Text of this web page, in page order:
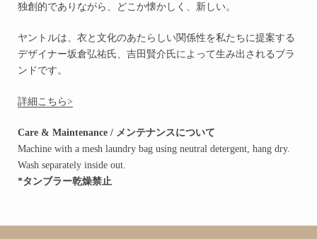
独創的でありながら、どこか懐かしく、新しい。
ヤントルは、衣と文化のあたらしい関係性を私たちに提案する
デザイナー坂倉弘祐氏、吉田賢介氏によって生み出されるブラ
ンドです。
詳細こちら>
Care & Maintenance / メンテナンスについて
Machine with a mesh laundry bag using neutral detergent, hang dry.
Wash separately inside out.
*タンブラー乾燥禁止